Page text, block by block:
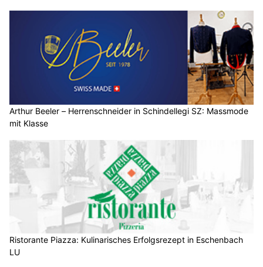
Arthur Beeler – Herrenschneider in Schindellegi SZ: Massmode
mit Klasse
Ristorante Piazza: Kulinarisches Erfolgsrezept in Eschenbach
LU